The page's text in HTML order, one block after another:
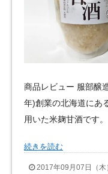
商品レビュー 服部醸
年)創業の北海道にあ
用いた米麹甘酒です。
続きを読む
2017年09月07日（木